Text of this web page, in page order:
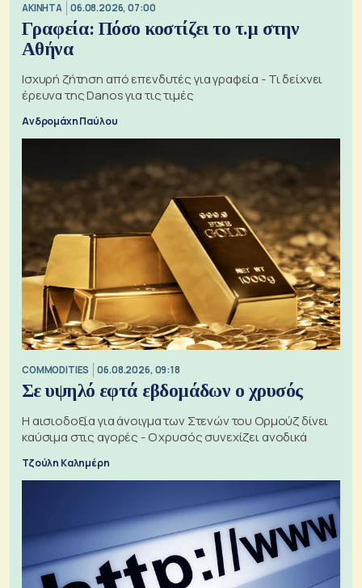
ΑΚΙΝΗΤΑ 06.08.2026, 07:00
Γραφεία: Πόσο κοστίζει το τ.μ στην
Αθήνα
Ισχυρή ζήτηση από επενδυτές για γραφεία - Τι δείχνει
έρευνα της Danos για τις τιμές
Ανδρομάχη Παύλου
COMMODITIES 06.08.2026, 09:18
Σε υψηλό εφτά εβδομάδων ο χρυσός
Η αισιοδοξία για άνοιγμα των Στενών του Ορμούζ δίνει
καύσιμα στις αγορές - Ο χρυσός συνεχίζει ανοδικά
Τζούλη Καλημέρη